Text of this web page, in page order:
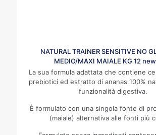
NATURAL TRAINER SENSITIVE NO
MEDIO/MAXI MAIALE KG 12
La sua formula adattata che contiene
prebiotici ed estratto di ananas 100%
funzionalità digestiva.
È formulato con una singola fonte di
(maiale) alternativa alle fonti più